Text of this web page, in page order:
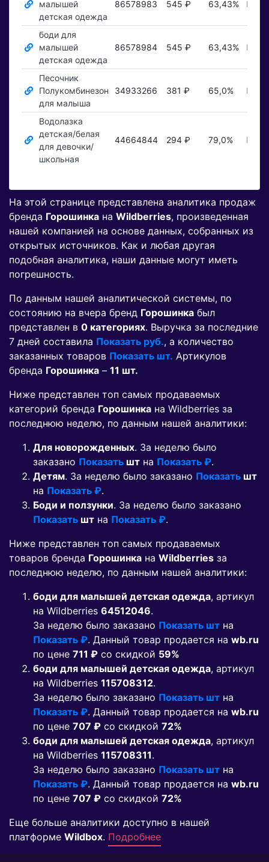
малышей
детская одежда
86578983 545 ₽ 63,43%
боди для
малышей
детская одежда
86578984 545 ₽ 63,43%
Песочник
Полукомбинезон
для малыша
34933266 381 ₽ 65,0%
Водолазка
детская/белая
для девочки/
школьная
44664844 294 ₽ 79,0%
На этой странице представлена аналитика продаж
бренда Горошинка на Wildberries, произведенная
нашей компанией на основе данных, собранных из
открытых источников. Как и любая другая
подобная аналитика, наши данные могут иметь
погрешность.
По данным нашей аналитической системы, по
состоянию на вчера бренд Горошинка был
представлен в 0 категориях. Выручка за последние
7 дней составила Показать руб., а количество
заказанных товаров Показать шт. Артикулов
бренда Горошинка – 11 шт.
Ниже представлен топ самых продаваемых
категорий бренда Горошинка на Wildberries за
последнюю неделю, по данным нашей аналитики:
Для новорожденных. За неделю было
заказано Показать шт на Показать ₽.
Детям. За неделю было заказано Показать шт
на Показать ₽.
Боди и ползунки. За неделю было заказано
Показать шт на Показать ₽.
Ниже представлен топ самых продаваемых
товаров бренда Горошинка на Wildberries за
последнюю неделю, по данным нашей аналитики:
боди для малышей детская одежда, артикул
на Wildberries 64512046.
За неделю было заказано Показать шт на
Показать ₽. Данный товар продается на wb.ru
по цене 711 ₽ co скидкой 59%
боди для малышей детская одежда, артикул
на Wildberries 115708312.
За неделю было заказано Показать шт на
Показать ₽. Данный товар продается на wb.ru
по цене 707 ₽ co скидкой 72%
боди для малышей детская одежда, артикул
на Wildberries 115708311.
За неделю было заказано Показать шт на
Показать ₽. Данный товар продается на wb.ru
по цене 707 ₽ co скидкой 72%
Еще больше аналитики доступно в нашей
платформе Wildbox. Подробнее